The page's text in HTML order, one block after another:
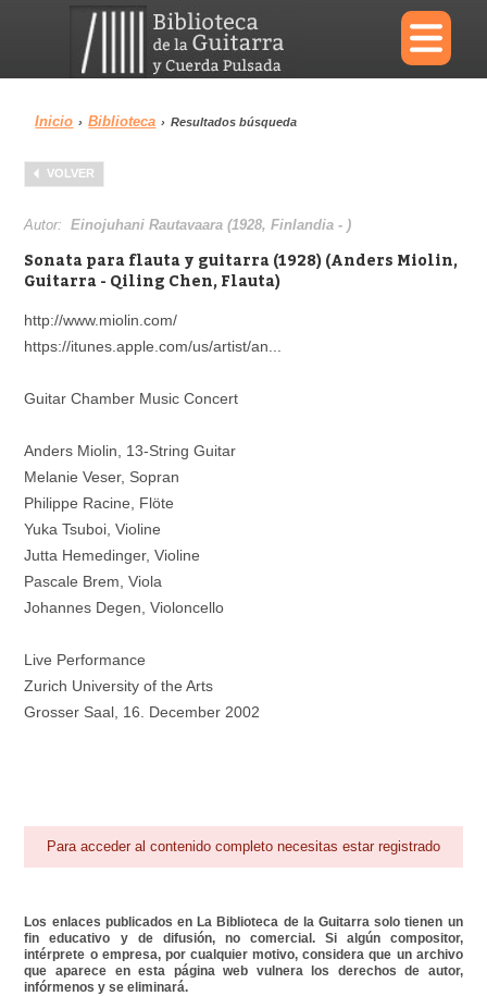
×
Menu
Biblioteca Diccionario
Inicio › Biblioteca › Resultados búsqueda
VOLVER
Autor:Einojuhani Rautavaara (1928, Finlandia - )
Sonata para flauta y guitarra (1928) (Anders Miolin,
Guitarra - Qiling Chen, Flauta)
http://www.miolin.com/
https://itunes.apple.com/us/artist/an...
Guitar Chamber Music Concert
Anders Miolin, 13-String Guitar
Melanie Veser, Sopran
Philippe Racine, Flöte
Yuka Tsuboi, Violine
Jutta Hemedinger, Violine
Pascale Brem, Viola
Johannes Degen, Violoncello
Live Performance
Zurich University of the Arts
Grosser Saal, 16. December 2002
Para acceder al contenido completo necesitas estar registrado
Los enlaces publicados en La Biblioteca de la Guitarra solo tienen un
fin educativo y de difusión, no comercial. Si algún compositor,
intérprete o empresa, por cualquier motivo, considera que un archivo
que aparece en esta página web vulnera los derechos de autor,
infórmenos y se eliminará.